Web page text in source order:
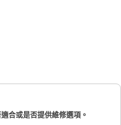
合或是否提供維修選項。